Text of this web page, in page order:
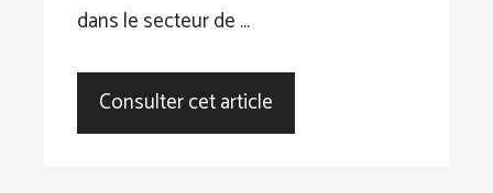
dans le secteur de …
Consulter cet article